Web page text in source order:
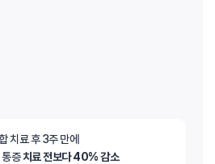
치료 후 3주 만에
통증치료 전보다 40% 감소